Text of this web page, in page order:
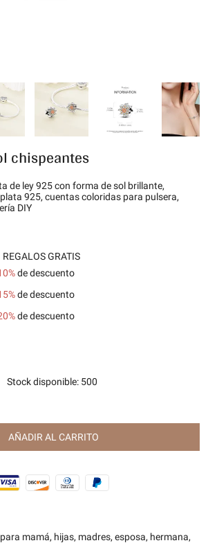
chispeantes
de ley 925 con forma de sol brillante,
925, cuentas coloridas para pulsera,
DIY
GRATIS
de descuento
de descuento
de descuento
Stock disponible: 500
AÑADIR AL CARRITO
mamá, hijas, madres, esposa, hermana,